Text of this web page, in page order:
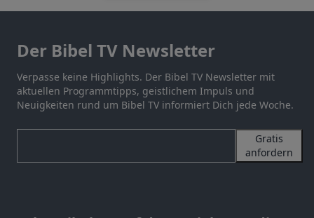
Der Bibel TV Newsletter
Verpasse keine Highlights. Der Bibel TV Newsletter mit
aktuellen Programmtipps, geistlichem Impuls und
Neuigkeiten rund um Bibel TV informiert Dich jede Woche.
Gratis
anfordern